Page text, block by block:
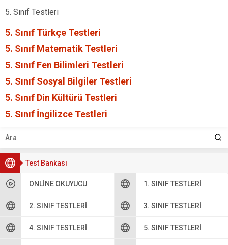
Test Bankası
ONLINE OKUYUCU 1. SINIF TESTLERI
2. SINIF TESTLERI 3. SINIF TESTLERI
4. SINIF TESTLERI 5. SINIF TESTLERI
5. Sınıf Testleri
5. Sınıf Türkçe Testleri
5. Sınıf Matematik Testleri
5. Sınıf Fen Bilimleri Testleri
5. Sınıf Sosyal Bilgiler Testleri
5. Sınıf Din Kültürü Testleri
5. Sınıf İngilizce Testleri